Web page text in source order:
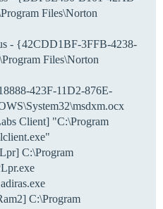
Files\Norton
- {42CDD1BF-3FFB-4238-
Files\Norton
423F-11D2-876E-
Client] "C:\Program
C:\Program
C:\Program